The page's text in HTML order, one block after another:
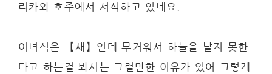
리카와 호주에서 서식하고 있네요.
이녀석은 【새】인데 무거워서 하늘을 날지 못한
다고 하는걸 봐서는 그럴만한 이유가 있어 그렇게